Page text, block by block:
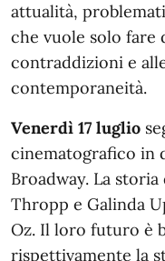
attualità,
che vuole solo fare
contraddizioni e
contemporaneità.
Venerdì 17 luglio
cinematografico in
Broadway. La
Thropp e Galinda
Oz. Il loro futuro è
rispettivamente la